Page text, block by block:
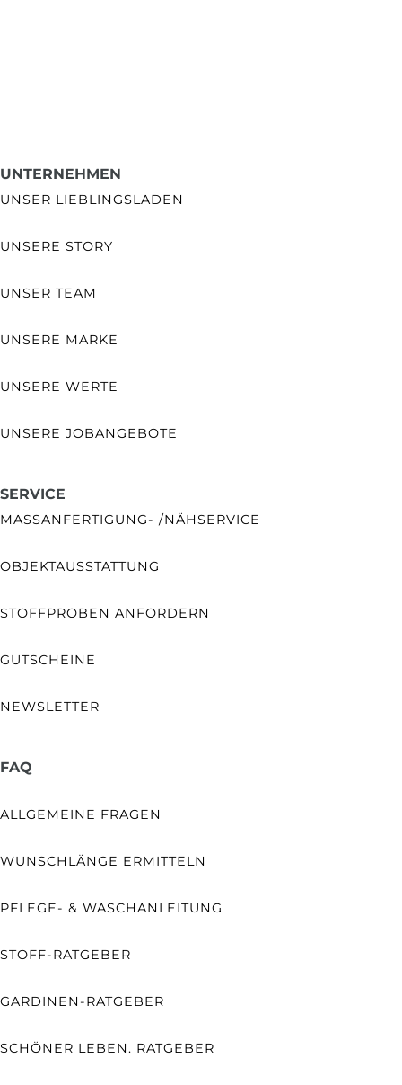
UNTERNEHMEN
UNSER LIEBLINGSLADEN
UNSERE STORY
UNSER TEAM
UNSERE MARKE
UNSERE WERTE
UNSERE JOBANGEBOTE
SERVICE
MASSANFERTIGUNG- /NÄHSERVICE
OBJEKTAUSSTATTUNG
STOFFPROBEN ANFORDERN
GUTSCHEINE
NEWSLETTER
FAQ
ALLGEMEINE FRAGEN
WUNSCHLÄNGE ERMITTELN
PFLEGE- & WASCHANLEITUNG
STOFF-RATGEBER
GARDINEN-RATGEBER
SCHÖNER LEBEN. RATGEBER